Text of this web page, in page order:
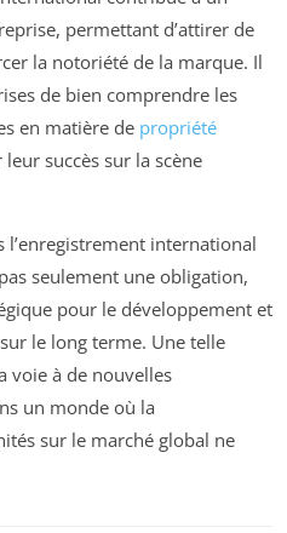
permettant d’attirer de
la notoriété de la marque. Il
de bien comprendre les
en matière de propriété
succès sur la scène
l’enregistrement international
seulement une obligation,
pour le développement et
le long terme. Une telle
voie à de nouvelles
un monde où la
sur le marché global ne